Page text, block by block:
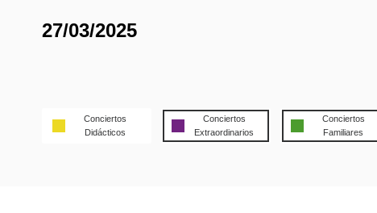
27/03/2025
Conciertos
Didácticos
Conciertos
Extraordinarios
Conciertos
Familiares